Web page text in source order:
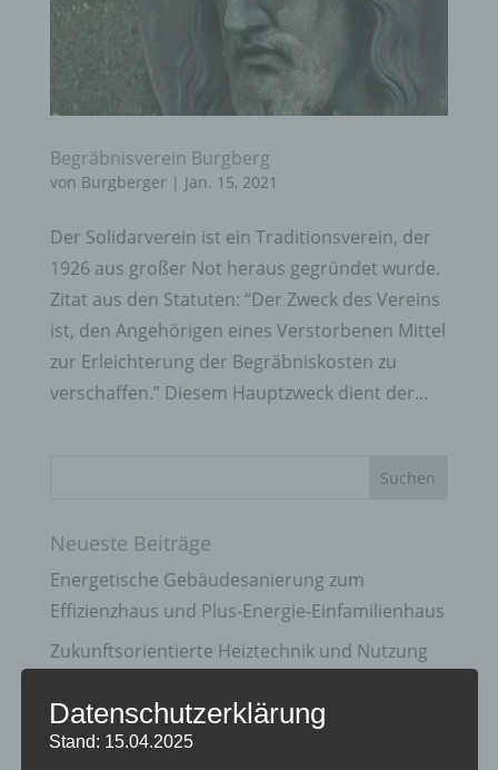
Begräbnisverein Burgberg
von Burgberger | Jan. 15, 2021
Der Solidarverein ist ein Traditionsverein, der
1926 aus großer Not heraus gegründet wurde.
Zitat aus den Statuten: “Der Zweck des Vereins
ist, den Angehörigen eines Verstorbenen Mittel
zur Erleichterung der Begräbniskosten zu
verschaffen.” Diesem Hauptzweck dient der...
Neueste Beiträge
Energetische Gebäudesanierung zum
Effizienzhaus und Plus-Energie-Einfamilienhaus
Zukunftsorientierte Heiztechnik und Nutzung
20 Jahre Erzgruben Burgberg –
Jubiläumssommer mit vielen besonderen
Datenschutzerklärung
Stand: 15.04.2025